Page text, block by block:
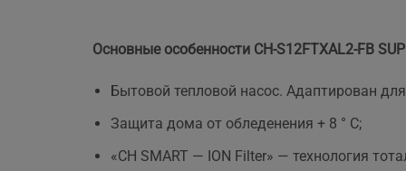
Основные особенности CH-S12FTXAL2-FB
Бытовой тепловой насос. Адаптирован
Защита дома от обледенения + 8 ° C;
«CH SMART — ION Filter» — технология